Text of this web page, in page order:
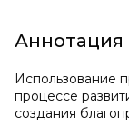
Аннотация
Использование
процессе
создания